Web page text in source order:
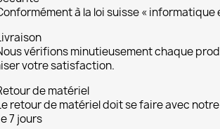
à la loi suisse « informatique
vérifions minutieusement chaque
votre satisfaction.
de matériel
retour de matériel doit se faire avec
7 jours